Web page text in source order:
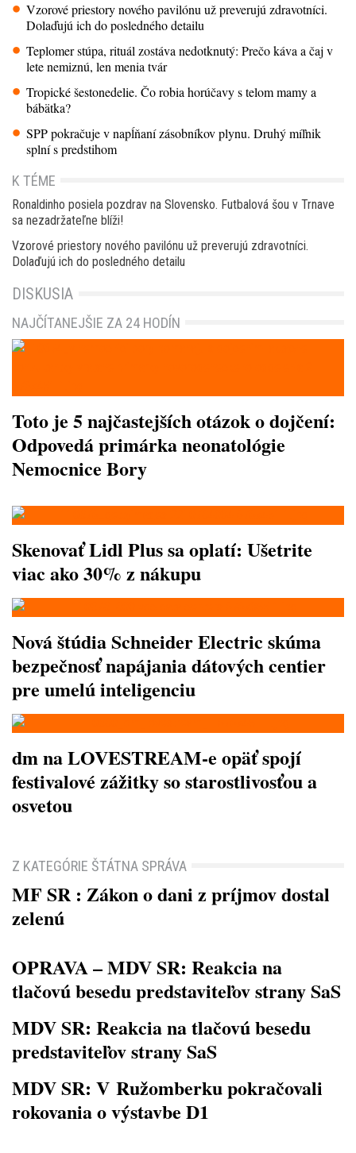
Vzorové priestory nového pavilónu už preverujú zdravotníci.
Dolaďujú ich do posledného detailu
Teplomer stúpa, rituál zostáva nedotknutý: Prečo káva a čaj v
lete nemiznú, len menia tvár
Tropické šestonedelie. Čo robia horúčavy s telom mamy a
bábätka?
SPP pokračuje v napĺňaní zásobníkov plynu. Druhý míľnik
splní s predstihom
K TÉME
Ronaldinho posiela pozdrav na Slovensko. Futbalová šou v Trnave
sa nezadržateľne blíži!
Vzorové priestory nového pavilónu už preverujú zdravotníci.
Dolaďujú ich do posledného detailu
DISKUSIA
NAJČÍTANEJŠIE ZA 24 HODÍN
Toto je 5 najčastejších otázok o dojčení:
Odpovedá primárka neonatológie
Nemocnice Bory
Skenovať Lidl Plus sa oplatí: Ušetrite
viac ako 30% z nákupu
Nová štúdia Schneider Electric skúma
bezpečnosť napájania dátových centier
pre umelú inteligenciu
dm na LOVESTREAM-e opäť spojí
festivalové zážitky so starostlivosťou a
osvetou
Z KATEGÓRIE ŠTÁTNA SPRÁVA
MF SR : Zákon o dani z príjmov dostal
zelenú
OPRAVA – MDV SR: Reakcia na
tlačovú besedu predstaviteľov strany SaS
MDV SR: Reakcia na tlačovú besedu
predstaviteľov strany SaS
MDV SR: V Ružomberku pokračovali
rokovania o výstavbe D1